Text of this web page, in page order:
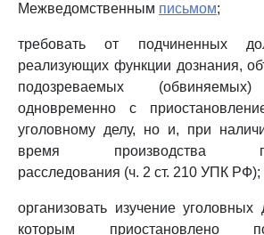
Межведомственным письмом;
требовать от подчиненных
реализующих функции дознания,
подозреваемых
одновременно с
уголовному делу, но и, при
время производства
расследования (ч. 2 ст. 210 УПК РФ);
организовать изучение
которым приостановлено